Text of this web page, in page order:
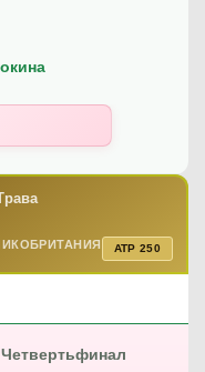
ATP 250
Четвертьфинал